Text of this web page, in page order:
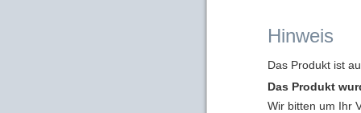
Hinweis
Das Produkt ist
Das Produkt
Wir bitten um Ihr